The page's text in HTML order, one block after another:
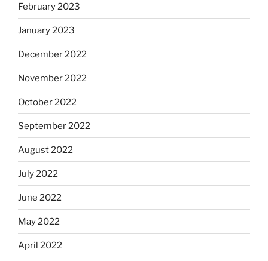
February 2023
January 2023
December 2022
November 2022
October 2022
September 2022
August 2022
July 2022
June 2022
May 2022
April 2022